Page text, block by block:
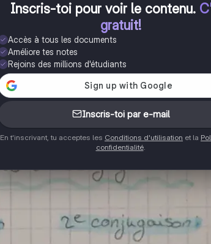
Inscris-toi pour voir le contenu.
gratuit!
Accès à tous les documents
Améliore tes notes
Rejoins des millions d'étudiants
Inscris-toi par e-mail
En t'inscrivant, tu acceptes les Conditions d'utilisation et la
confidentialité.